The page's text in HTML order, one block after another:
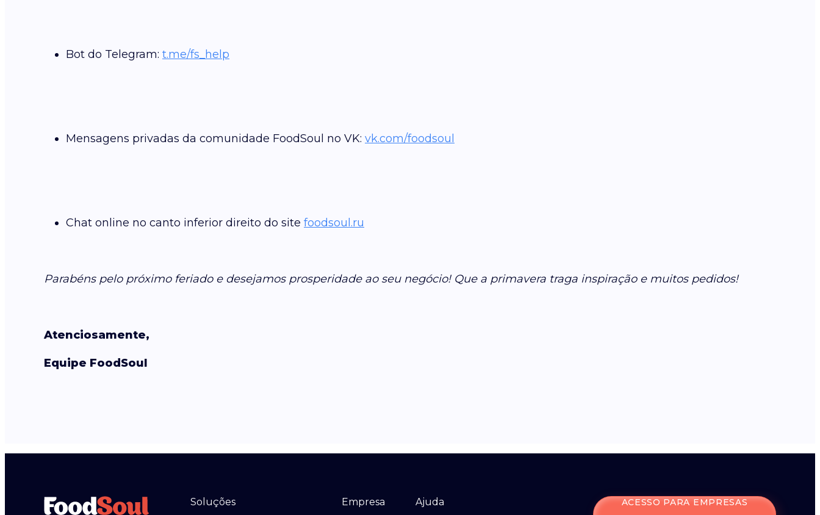
Bot do Telegram: t.me/fs_help
Mensagens privadas da comunidade FoodSoul no VK: vk.com/foodsoul
Chat online no canto inferior direito do site foodsoul.ru
Parabéns pelo próximo feriado e desejamos prosperidade ao seu negócio! Que a primavera traga inspiração e muitos pedidos!
Atenciosamente,
Equipe FoodSoul
Soluções Empresa Ajuda ACESSO PARA EMPRESAS